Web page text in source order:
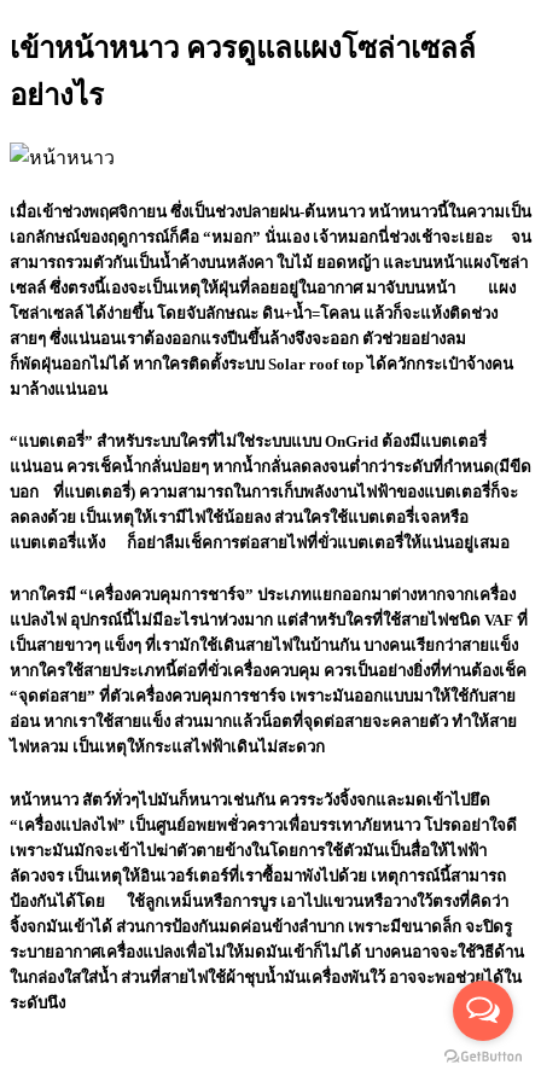
เข้าหน้าหนาว ควรดูแลแผงโซล่าเซลล์
อย่างไร
เมื่อเข้าช่วงพฤศจิกายน ซึ่งเป็นช่วงปลายฝน-ต้นหนาว หน้าหนาวนี้ในความเป็น
เอกลักษณ์ของฤดูการณ์ก็คือ “หมอก” นั่นเอง เจ้าหมอกนี่ช่วงเช้าจะเยอะ จน
สามารถรวมตัวกันเป็นน้ำค้างบนหลังคา ใบไม้ ยอดหญ้า และบนหน้าแผงโซล่า
เซลล์ ซึ่งตรงนี้เองจะเป็นเหตุให้ฝุ่นที่ลอยอยู่ในอากาศ มาจับบนหน้า แผง
โซล่าเซลล์ ได้ง่ายขึ้น โดยจับลักษณะ ดิน+น้ำ=โคลน แล้วก็จะแห้งติดช่วง
สายๆ ซึ่งแน่นอนเราต้องออกแรงปีนขึ้นล้างจึงจะออก ตัวช่วยอย่างลม
ก็พัดฝุ่นออกไม่ได้ หากใครติดตั้งระบบ Solar roof top ได้ควักกระเป๋าจ้างคน
มาล้างแน่นอน
“แบตเตอรี่” สำหรับระบบใครที่ไม่ใช่ระบบแบบ OnGrid ต้องมีแบตเตอรี่
แน่นอน ควรเช็คน้ำกลั่นบ่อยๆ หากน้ำกลั่นลดลงจนต่ำกว่าระดับที่กำหนด(มีขีด
บอก ที่แบตเตอรี่) ความสามารถในการเก็บพลังงานไฟฟ้าของแบตเตอรี่ก็จะ
ลดลงด้วย เป็นเหตุให้เรามีไฟใช้น้อยลง ส่วนใครใช้แบตเตอรี่เจลหรือ
แบตเตอรี่แห้ง ก็อย่าลืมเช็คการต่อสายไฟที่ขั่วแบตเตอรี่ให้แน่นอยู่เสมอ
หากใครมี “เครื่องควบคุมการชาร์จ” ประเภทแยกออกมาต่างหากจากเครื่อง
แปลงไฟ อุปกรณ์นี้ไม่มีอะไรน่าห่วงมาก แต่สำหรับใครที่ใช้สายไฟชนิด VAF ที่
เป็นสายขาวๆ แข็งๆ ที่เรามักใช้เดินสายไฟในบ้านกัน บางคนเรียกว่าสายแข็ง
หากใครใช้สายประเภทนี้ต่อที่ขั่วเครื่องควบคุม ควรเป็นอย่างยิ่งที่ท่านต้องเช็ค
“จุดต่อสาย” ที่ตัวเครื่องควบคุมการชาร์จ เพราะมันออกแบบมาให้ใช้กับสาย
อ่อน หากเราใช้สายแข็ง ส่วนมากแล้วน็อตที่จุดต่อสายจะคลายตัว ทำให้สาย
ไฟหลวม เป็นเหตุให้กระแสไฟฟ้าเดินไม่สะดวก
หน้าหนาว สัตว์ทั่วๆไปมันก็หนาวเช่นกัน ควรระวังจิ้งจกและมดเข้าไปยึด
“เครื่องแปลงไฟ” เป็นศูนย์อพยพชั่วคราวเพื่อบรรเทาภัยหนาว โปรดอย่าใจดี
เพราะมันมักจะเข้าไปฆ่าตัวตายข้างในโดยการใช้ตัวมันเป็นสื่อให้ไฟฟ้า
ลัดวงจร เป็นเหตุให้อินเวอร์เตอร์ที่เราซื้อมาพังไปด้วย เหตุการณ์นี้สามารถ
ป้องกันได้โดย ใช้ลูกเหม็นหรือการบูร เอาไปแขวนหรือวางใว้ตรงที่คิดว่า
จิ้งจกมันเข้าได้ ส่วนการป้องกันมดค่อนข้างลำบาก เพราะมีขนาดล็ก จะปิดรู
ระบายอากาศเครื่องแปลงเพื่อไม่ให้มดมันเข้าก็ไม่ได้ บางคนอาจจะใช้วิธีด้าน
ในกล่องใสใส่น้ำ ส่วนที่สายไฟใช้ผ้าชุบน้ำมันเครื่องพันใว้ อาจจะพอช่วยได้ใน
ระดับนึง